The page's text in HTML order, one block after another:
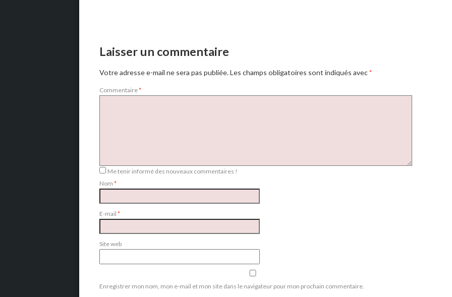
Laisser un commentaire
Votre adresse e-mail ne sera pas publiée.Les champs obligatoires sont indiqués avec*
Commentaire*
Me tenir informé des nouveaux commentaires !
Nom *
E-mail *
Site web
Enregistrer mon nom, mon e-mail et mon site dans le navigateur pour mon prochain commentaire.